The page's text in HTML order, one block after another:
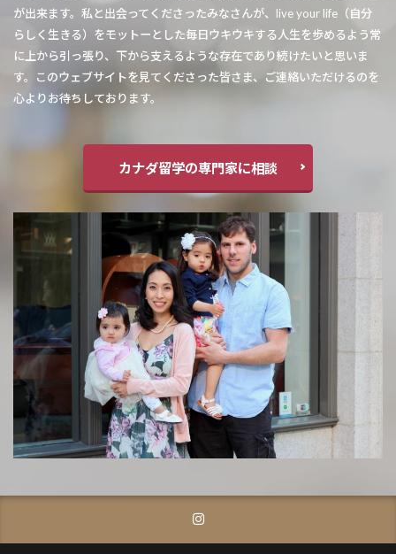
が出来ます。私と出会ってくださったみなさんが、live your life（自分
らしく生きる）をモットーとした毎日ウキウキする人生を歩めるよう常
に上から引っ張り、下から支えるような存在であり続けたいと思いま
す。このウェブサイトを見てくださった皆さま、ご連絡いただけるのを
心よりお待ちしております。
カナダ留学の専門家に相談